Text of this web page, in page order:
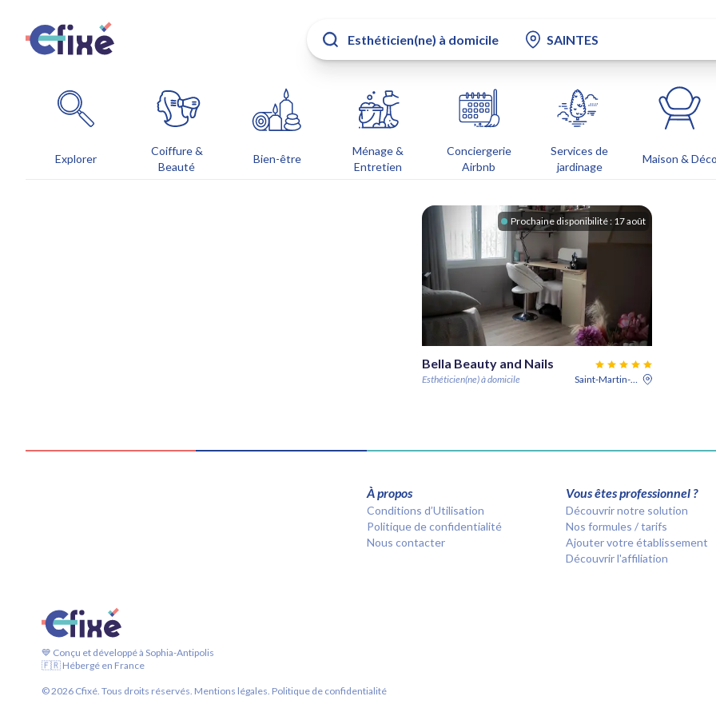
Explorer
Coiffure &
Beauté
Bien-être
Ménage &
Entretien
Conciergerie
Airbnb
Services de
jardinage
Maison & Déco
Prochaine disponibilité : 17 août
Bella Beauty and Nails
Esthéticien(ne) à domicile Saint-Martin-la-Pallu
À propos
Conditions d’Utilisation
Politique de confidentialité
Nous contacter
Vous êtes professionnel ?
Découvrir notre solution
Nos formules / tarifs
Ajouter votre établissement
Découvrir l'affiliation
💙 Conçu et développé à Sophia-Antipolis
🇫🇷 Hébergé en France
©2026 Cfixé. Tous droits réservés. Mentions légales. Politique de confidentialité